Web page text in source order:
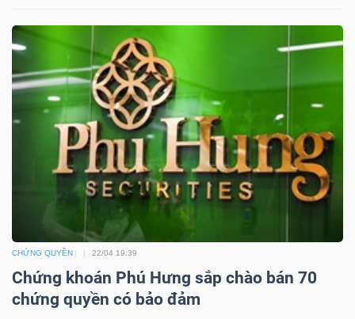
CHỨNG QUYỀN 22/04 19:39
Chứng khoán Phú Hưng sắp chào bán 70
chứng quyền có bảo đảm
TIÊU
DÙNG
THIẾT
YẾU
SÓC
SỨC